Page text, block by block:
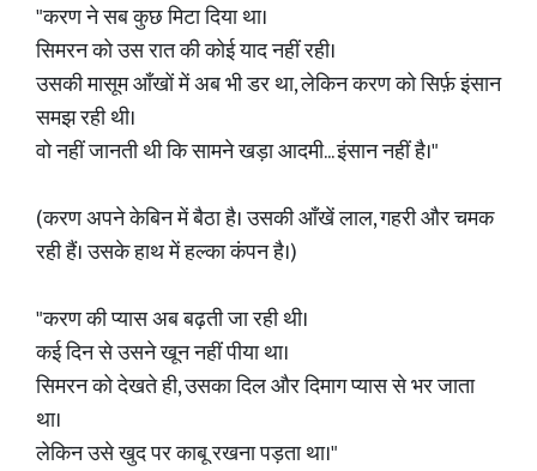
"करण ने सब कुछ मिटा दिया था।
सिमरन को उस रात की कोई याद नहीं रही।
उसकी मासूम आँखों में अब भी डर था, लेकिन करण को सिर्फ़ इंसान
समझ रही थी।
वो नहीं जानती थी कि सामने खड़ा आदमी... इंसान नहीं है।"
(करण अपने केबिन में बैठा है। उसकी आँखें लाल, गहरी और चमक
रही हैं। उसके हाथ में हल्का कंपन है।)
"करण की प्यास अब बढ़ती जा रही थी।
कई दिन से उसने खून नहीं पीया था।
सिमरन को देखते ही, उसका दिल और दिमाग प्यास से भर जाता
था।
लेकिन उसे खुद पर काबू रखना पड़ता था।"